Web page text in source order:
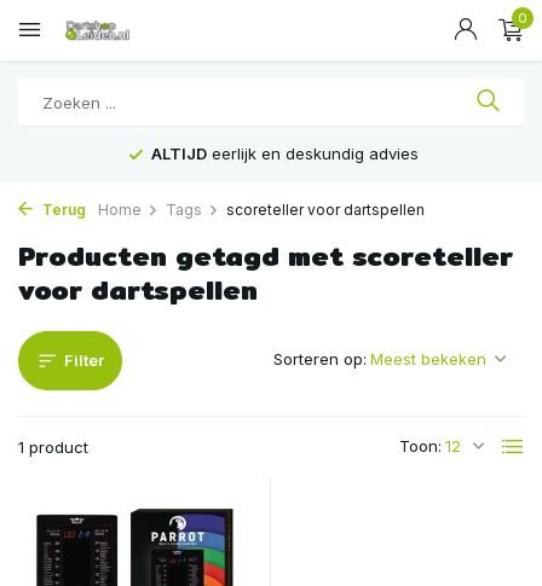
0
ALTIJD eerlijk en deskundig advies
Terug Home Tags scoreteller voor dartspellen
Producten getagd met scoreteller
voor dartspellen
Filter
1 product Toon:
Sorteren op: